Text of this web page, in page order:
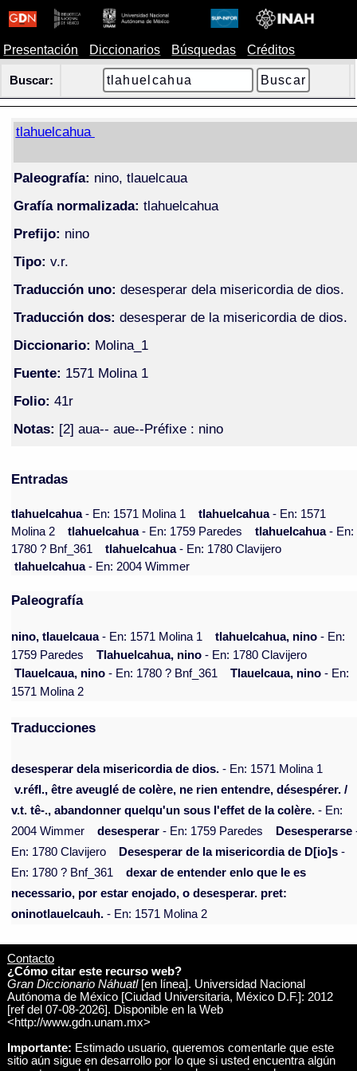
Presentación Diccionarios Búsquedas Créditos
Buscar:
tlahuelcahua
Paleografía: nino, tlauelcaua
Grafía normalizada: tlahuelcahua
Prefijo: nino
Tipo: v.r.
Traducción uno: desesperar dela misericordia de dios.
Traducción dos: desesperar de la misericordia de dios.
Diccionario: Molina_1
Fuente: 1571 Molina 1
Folio: 41r
Notas: [2] aua-- aue--Préfixe : nino
Entradas
tlahuelcahua- En: 1571 Molina 1 tlahuelcahua- En: 1571
Molina 2
tlahuelcahua- En: 1759 Paredes tlahuelcahua- En:
1780 ? Bnf_361
tlahuelcahua- En: 1780 Clavijero
tlahuelcahua- En: 2004 Wimmer
Paleografía
nino, tlauelcaua- En: 1571 Molina 1 tlahuelcahua, nino - En:
1759 Paredes
Tlahuelcahua, nino - En: 1780 Clavijero
Tlauelcaua, nino - En: 1780 ? Bnf_361 Tlauelcaua, nino - En:
1571 Molina 2
Traducciones
desesperar dela misericordia de dios. - En: 1571 Molina 1
v.réfl., être aveuglé de colère, ne rien entendre, désespérer. /
v.t. tê-., abandonner quelqu'un sous l'effet de la colère. - En:
2004 Wimmer
desesperar - En: 1759 Paredes Desesperarse
En: 1780 Clavijero
Desesperar de la misericordia de D[io]s -
En: 1780 ? Bnf_361
dexar de entender enlo que le es
necessario, por estar enojado, o desesperar. pret:
oninotlauelcauh. - En: 1571 Molina 2
Contacto
¿Cómo citar este recurso web?
Gran Diccionario Náhuatl[en línea]. Universidad Nacional
Autónoma de México [Ciudad Universitaria, México D.F.]: 2012
[ref del 07-08-2026]. Disponible en la Web
<http://www.gdn.unam.mx>
Importante: Estimado usuario, queremos comentarle que este
sitio aún sigue en desarrollo por lo que si usted encuentra algún